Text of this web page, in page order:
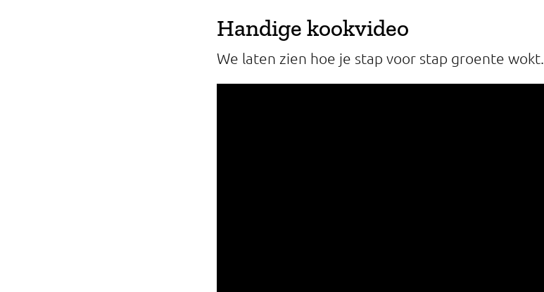
Handige kookvideo
We laten zien hoe je stap voor stap groente wokt.